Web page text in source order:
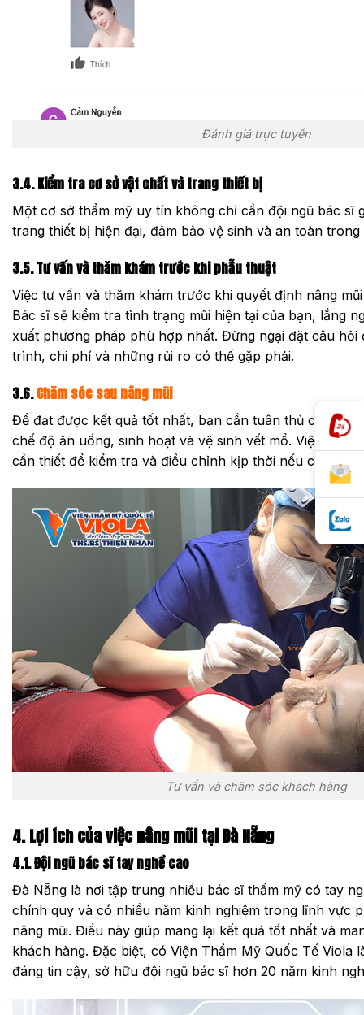
Đánh giá trực tuyến
3.4. Kiểm tra cơ sở vật chất và trang thiết bị
Một cơ sở thẩm mỹ uy tín không chỉ cần đội ngũ bác sĩ
trang thiết bị hiện đại, đảm bảo vệ sinh và an toàn
3.5. Tư vấn và thăm khám trước khi phẫu thuật
Việc tư vấn và thăm khám trước khi quyết định nâng
Bác sĩ sẽ kiểm tra tình trạng mũi hiện tại của bạn, lắng
xuất phương pháp phù hợp nhất. Đừng ngại đặt câu hỏi
trình, chi phí và những rủi ro có thể gặp phải.
3.6.Chăm sóc sau nâng mũi
Để đạt được kết quả tốt nhất, bạn cần tuân thủ các
chế độ ăn uống, sinh hoạt và vệ sinh vết mổ. Việc tái
cần thiết để kiểm tra và điều chỉnh kịp thời nếu có vấn
Tư vấn và chăm sóc khách hàng
4. Lợi ích của việc nâng mũi tại Đà Nẵng
4.1. Đội ngũ bác sĩ tay nghề cao
Đà Nẵng là nơi tập trung nhiều bác sĩ thẩm mỹ có tay
chính quy và có nhiều năm kinh nghiệm trong lĩnh vực
nâng mũi. Điều này giúp mang lại kết quả tốt nhất và
khách hàng. Đặc biệt, có Viện Thẩm Mỹ Quốc Tế Viola
đáng tin cậy, sở hữu đội ngũ bác sĩ hơn 20 năm kinh